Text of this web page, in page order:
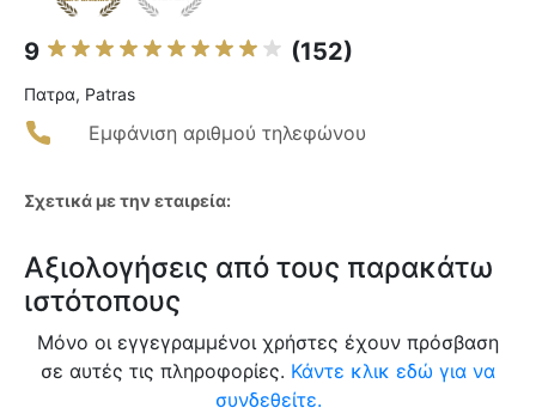
9 (152)
Πατρα, Patras
Εμφάνιση αριθμού τηλεφώνου
Σχετικά με την εταιρεία:
Αξιολογήσεις από τους παρακάτω
ιστότοπους
Μόνο οι εγγεγραμμένοι χρήστες έχουν πρόσβαση
σε αυτές τις πληροφορίες. Κάντε κλικ εδώ για να
συνδεθείτε.